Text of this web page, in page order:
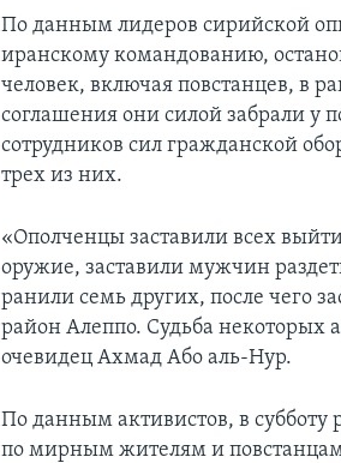
По данным лидеров сирийской
иранскому командованию,
человек, включая повстанцев, в
соглашения они силой забрали у
сотрудников сил гражданской
трех из них.
«Ополченцы заставили всех
оружие, заставили мужчин
ранили семь других, после чего
район Алеппо. Судьба некоторых
очевидец Ахмад Або аль-Нур.
По данным активистов, в
по мирным жителям и